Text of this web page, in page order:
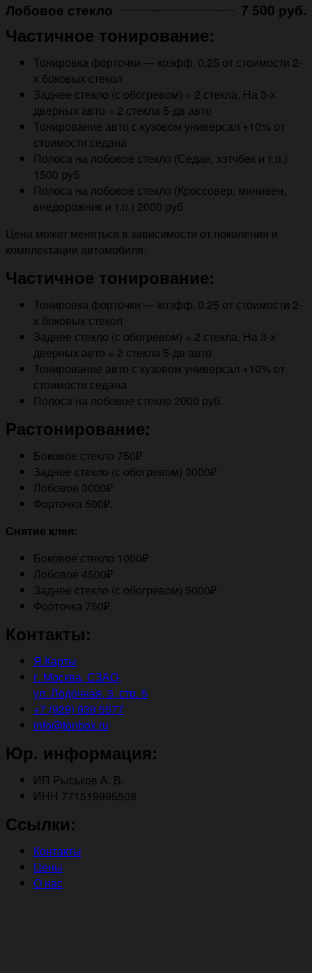
Лобовое стекло 7 500 руб.
Частичное тонирование:
Тонировка форточки — коэфф. 0,25 от стоимости 2-
х боковых стекол
Заднее стекло (с обогревом) = 2 стекла. На 3-х
дверных авто = 2 стекла 5-дв авто
Тонирование авто с кузовом универсал +10% от
стоимости седана
Полоса на лобовое стекло (Седан, хэтчбек и т.п.)
1500 руб
Полоса на лобовое стекло (Кроссовер, минивен,
внедорожник и т.п.) 2000 руб
Цена может меняться в зависимости от поколения и
комплектации автомобиля.
Частичное тонирование:
Тонировка форточки — коэфф. 0,25 от стоимости 2-
х боковых стекол
Заднее стекло (с обогревом) = 2 стекла. На 3-х
дверных авто = 2 стекла 5-дв авто
Тонирование авто с кузовом универсал +10% от
стоимости седана
Полоса на лобовое стекло 2000 руб.
Растонирование:
Боковое стекло 750₽
Заднее стекло (с обогревом) 3000₽
Лобовое 3000₽
Форточка 500₽.
Снятие клея:
Боковое стекло 1000₽
Лобовое 4500₽
Заднее стекло (с обогревом) 5000₽
Форточка 750₽.
Контакты:
Я.Карты
г. Москва, СЗАО,
ул. Лодочная, 3, стр. 5
+7 (929) 939 5577
info@tonbox.ru
Юр. информация:
ИП Рыськов А. В.
ИНН 771519995508
Ссылки:
Контакты
Цены
О нас